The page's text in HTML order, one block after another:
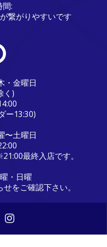
間:
繋がりやすいです
・金曜日
く)
ー13:30)
〜土曜日
最終入店です。
・日曜
をご確認下さい。